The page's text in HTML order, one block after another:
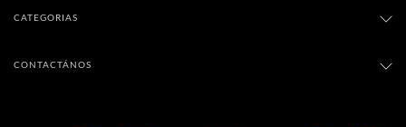
CATEGORIAS
CONTACTÁNOS